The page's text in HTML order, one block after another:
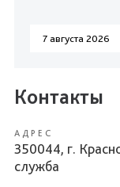
7 августа 2026
Контакты
АДРЕС
350044, г.
служба